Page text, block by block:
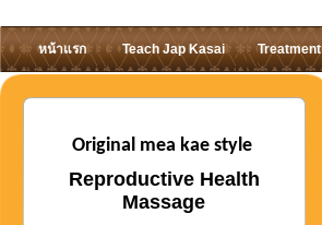
หน้าแรก Teach Jap Kasai Treatment
Original mea kae style
Reproductive Health
Massage